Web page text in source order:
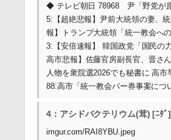
◆ テレビ朝日 78968 尹「野党が
5:【超絶悲報】尹前大統領の妻、
報】トランプ大統領「統一教会へ
3:【安倍速報】 韓国政党「国民の
高市悲報】佐藤官房副長官、晋さ
人物を衆院選2026でも秘書に 高
88:高市「統一教会パー券事案に
4：アシドバクテリウム(茸) [ﾆﾀﾞ]
imgur.com/RAI8YBU.jpeg